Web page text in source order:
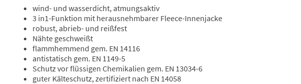
wind- und wasserdicht, atmungsaktiv
3 in1-Funktion mit herausnehmbarer Fleece-Innenjacke
robust, abrieb- und reißfest
Nähte geschweißt
flammhemmend gem. EN 14116
antistatisch gem. EN 1149-5
Schutz vor flüssigen Chemikalien gem. EN 13034-6
guter Kälteschutz, zertifiziert nach EN 14058